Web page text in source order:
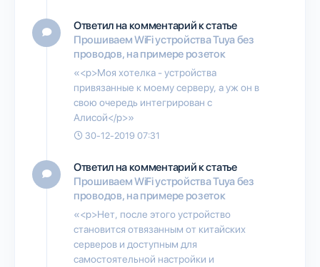
Ответил на комментарий к статье
Прошиваем WiFi устройства Tuya без
проводов, на примере розеток
«<p>Моя хотелка - устройства
привязанные к моему серверу, а уж он в
свою очередь интегрирован с
Алисой</p>»
30-12-2019 07:31
Ответил на комментарий к статье
Прошиваем WiFi устройства Tuya без
проводов, на примере розеток
«<p>Нет, после этого устройство
становится отвязанным от китайских
серверов и доступным для
самостоятельной настройки и